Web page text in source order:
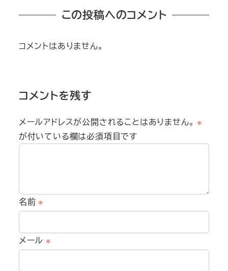
この投稿へのコメント
コメントはありません。
コメントを残す
メールアドレスが公開されることはありません。 ※
が付いている欄は必須項目です
名前※
メール ※